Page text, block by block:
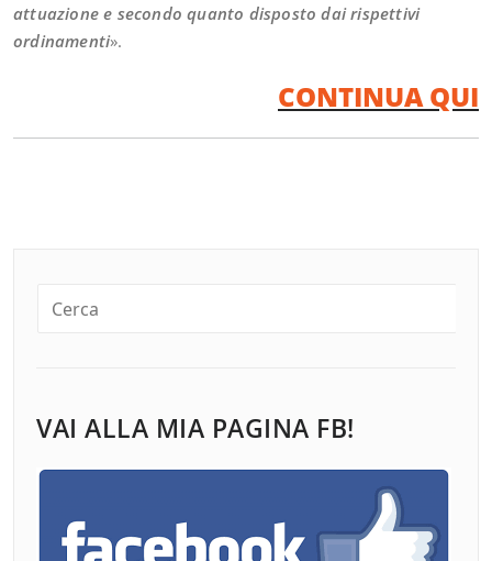
attuazione e secondo quanto disposto dai rispettivi
ordinamenti».
CONTINUA QUI
VAI ALLA MIA PAGINA FB!